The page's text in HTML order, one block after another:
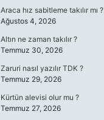
Araca hız sabitleme takılır mı ?
Ağustos 4, 2026
Altın ne zaman takılır ?
Temmuz 30, 2026
Zaruri nasıl yazılır TDK ?
Temmuz 29, 2026
Kürtün alevisi olur mu ?
Temmuz 27, 2026